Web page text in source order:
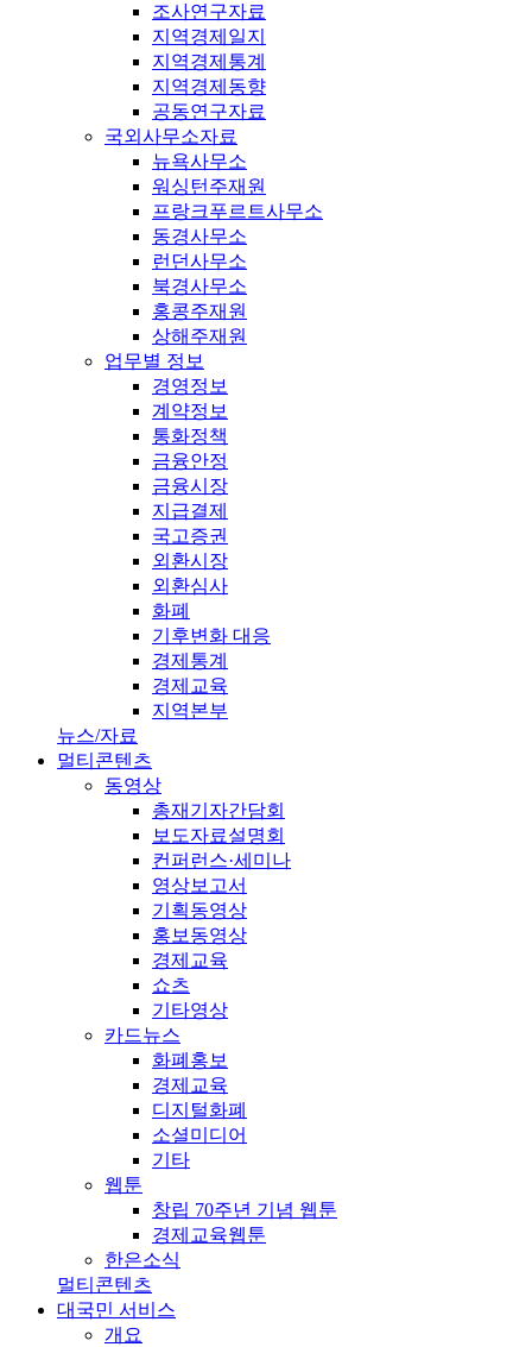
조사연구자료
지역경제일지
지역경제통계
지역경제동향
공동연구자료
국외사무소자료
뉴욕사무소
워싱턴주재원
프랑크푸르트사무소
동경사무소
런던사무소
북경사무소
홍콩주재원
상해주재원
업무별 정보
경영정보
계약정보
통화정책
금융안정
금융시장
지급결제
국고증권
외환시장
외환심사
화폐
기후변화 대응
경제통계
경제교육
지역본부
뉴스/자료
멀티콘텐츠
동영상
총재기자간담회
보도자료설명회
컨퍼런스·세미나
영상보고서
기획동영상
홍보동영상
경제교육
쇼츠
기타영상
카드뉴스
화폐홍보
경제교육
디지털화폐
소셜미디어
기타
웹툰
창립 70주년 기념 웹툰
경제교육웹툰
한은소식
멀티콘텐츠
대국민 서비스
개요